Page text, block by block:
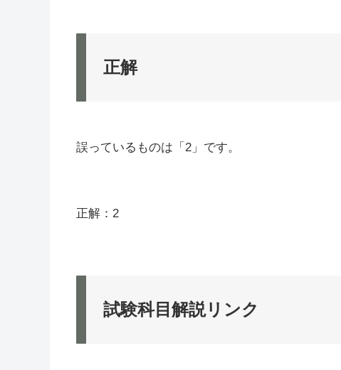
正解
誤っているものは「2」です。
正解：2
試験科目解説リンク